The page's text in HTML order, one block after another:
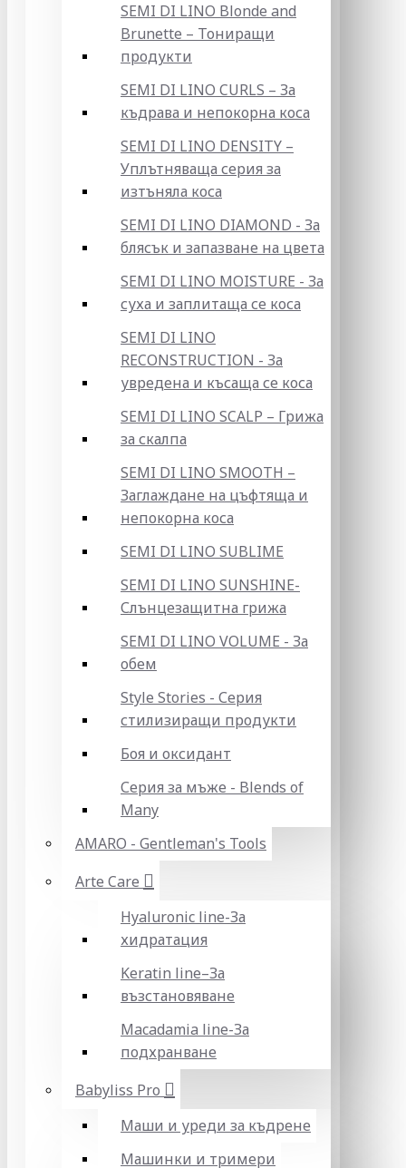
SEMI DI LINO Blonde and
Brunette – Тониращи
продукти
SEMI DI LINO CURLS – За
къдрава и непокорна коса
SEMI DI LINO DENSITY –
Уплътняваща серия за
изтъняла коса
SEMI DI LINO DIAMOND - За
блясък и запазване на цвета
SEMI DI LINO MOISTURE - За
суха и заплитаща се коса
SEMI DI LINO
RECONSTRUCTION - За
увредена и късаща се коса
SEMI DI LINO SCALP – Грижа
за скалпа
SEMI DI LINO SMOOTH –
Заглаждане на цъфтяща и
непокорна коса
SEMI DI LINO SUBLIME
SEMI DI LINO SUNSHINE-
Слънцезащитна грижа
SEMI DI LINO VOLUME - За
обем
Style Stories - Серия
стилизиращи продукти
Боя и оксидант
Серия за мъже - Blends of
Many
AMARO - Gentleman's Tools
Arte Care
Hyaluronic line-За
хидратация
Keratin line–За
възстановяване
Macadamia line-За
подхранване
Babyliss Pro
Маши и уреди за къдрене
Машинки и тримери